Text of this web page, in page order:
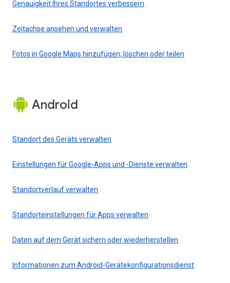
Genauigkeit Ihres Standortes verbessern
Zeitachse ansehen und verwalten
Fotos in Google Maps hinzufügen, löschen oder teilen
Android
Standort des Geräts verwalten
Einstellungen für Google-Apps und -Dienste verwalten
Standortverlauf verwalten
Standorteinstellungen für Apps verwalten
Daten auf dem Gerät sichern oder wiederherstellen
Informationen zum Android-Gerätekonfigurationsdienst